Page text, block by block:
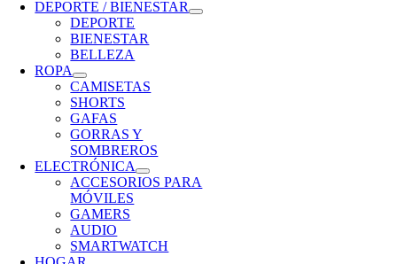
DEPORTE / BIENESTAR
DEPORTE
BIENESTAR
BELLEZA
ROPA
CAMISETAS
SHORTS
GAFAS
GORRAS Y
SOMBREROS
ELECTRÓNICA
ACCESORIOS PARA
MÓVILES
GAMERS
AUDIO
SMARTWATCH